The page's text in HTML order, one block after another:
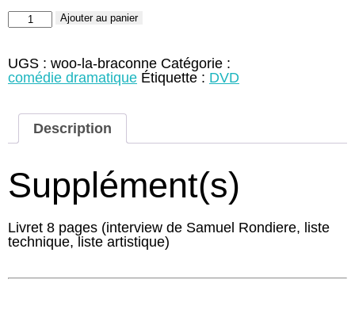
quantité
de
Braconne
(DVD)
Ajouter au panier
UGS : woo-la-braconne Catégorie :
comédie dramatique Étiquette : DVD
Description
Supplément(s)
Livret 8 pages (interview de Samuel Rondiere, liste
technique, liste artistique)